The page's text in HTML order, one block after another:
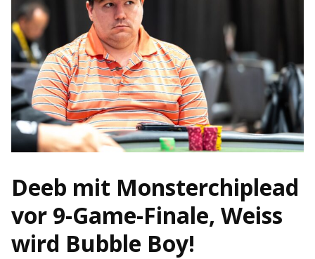
Deeb mit Monsterchiplead
vor 9-Game-Finale, Weiss
wird Bubble Boy!